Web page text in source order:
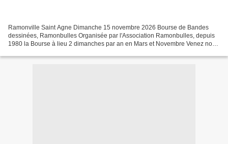
Ramonville Saint Agne Dimanche 15 novembre 2026 Bourse de Bandes
dessinées, Ramonbulles Organisée par l'Association Ramonbulles, depuis
1980 la Bourse à lieu 2 dimanches par an en Mars et Novembre Venez nous